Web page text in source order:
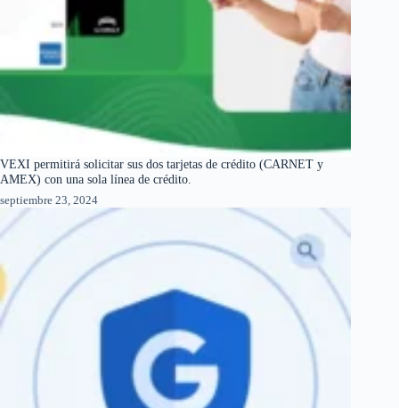
VEXI permitirá solicitar sus dos tarjetas de crédito (CARNET y
AMEX) con una sola línea de crédito.
septiembre 23, 2024